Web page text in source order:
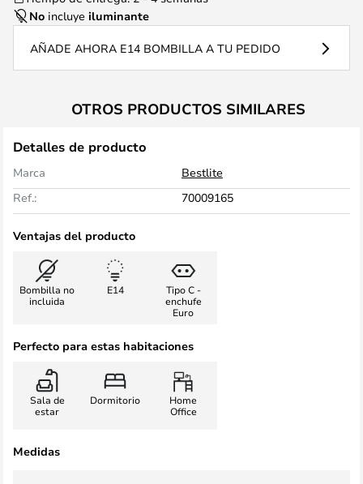
No incluye iluminante
AÑADE AHORA E14 BOMBILLA A TU PEDIDO
OTROS PRODUCTOS SIMILARES
Detalles de producto
Marca
Bestlite
Ref.:
70009165
Ventajas del producto
Bombilla no
incluida
E14
Tipo C -
enchufe
Euro
Perfecto para estas habitaciones
Sala de
estar
Dormitorio
Home
Office
Medidas